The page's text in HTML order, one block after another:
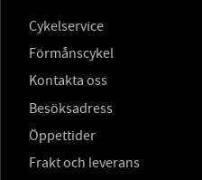
Cykelservice
Förmånscykel
Kontakta oss
Besöksadress
Öppettider
Frakt och leverans